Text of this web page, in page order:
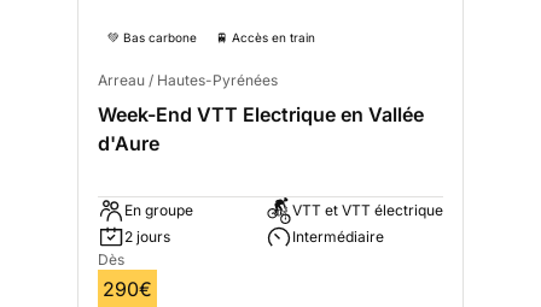
💚 Bas carbone 🚆 Accès en train
Arreau / Hautes-Pyrénées
Week-End VTT Electrique en Vallée
d'Aure
En groupe
2 jours
VTT et VTT électrique
Intermédiaire
Dès
290€